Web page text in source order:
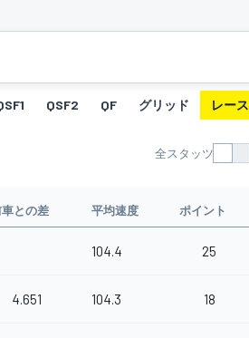
QSF2 QF グリッド レース
全スタッツ
との差 平均速度 ポイント
104.4 25
4.651 104.3 18